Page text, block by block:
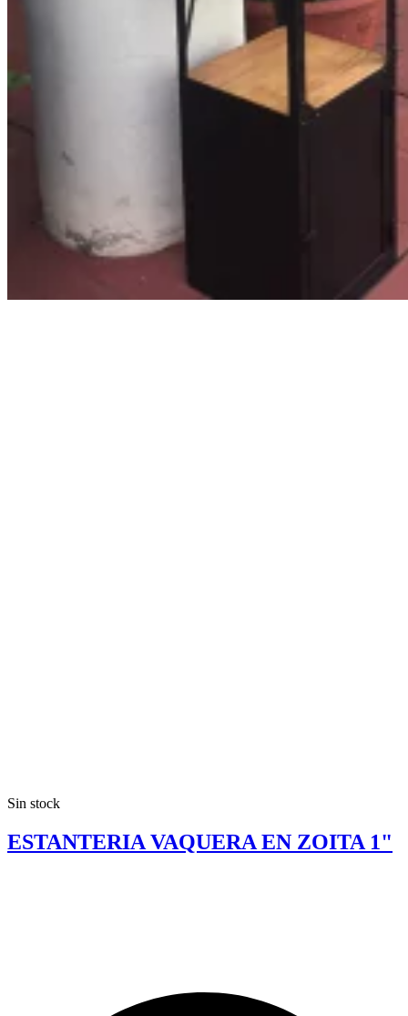
Sin stock
ESTANTERIA VAQUERA EN ZOITA 1"